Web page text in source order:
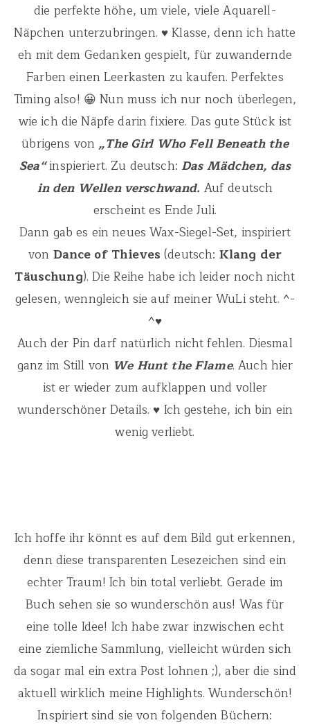
die perfekte höhe, um viele, viele Aquarell-
Näpchen unterzubringen. ♥ Klasse, denn ich hatte
eh mit dem Gedanken gespielt, für zuwandernde
Farben einen Leerkasten zu kaufen. Perfektes
Timing also! 😀 Nun muss ich nur noch überlegen,
wie ich die Näpfe darin fixiere. Das gute Stück ist
übrigens von„The Girl Who Fell Beneath the
Sea“inspieriert. Zu deutsch: Das Mädchen, das
in den Wellen verschwand. Auf deutsch
erscheint es Ende Juli.
Dann gab es ein neues Wax-Siegel-Set, inspiriert
von Dance of Thieves (deutsch: Klang der
Täuschung). Die Reihe habe ich leider noch nicht
gelesen, wenngleich sie auf meiner WuLi steht. ^-
^♥
Auch der Pin darf natürlich nicht fehlen. Diesmal
ganz im Still von We Hunt the Flame. Auch hier
ist er wieder zum aufklappen und voller
wunderschöner Details. ♥ Ich gestehe, ich bin ein
wenig verliebt.
Ich hoffe ihr könnt es auf dem Bild gut erkennen,
denn diese transparenten Lesezeichen sind ein
echter Traum! Ich bin total verliebt. Gerade im
Buch sehen sie so wunderschön aus! Was für
eine tolle Idee! Ich habe zwar inzwischen echt
eine ziemliche Sammlung, vielleicht würden sich
da sogar mal ein extra Post lohnen ;), aber die sind
aktuell wirklich meine Highlights. Wunderschön!
Inspiriert sind sie von folgenden Büchern: